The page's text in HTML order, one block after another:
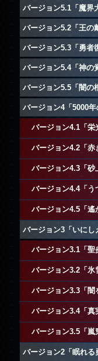
バージョン5.1「魔界
バージョン5.2「王の
バージョン5.3「勇者
バージョン5.4「神の
バージョン5.5「闇の
バージョン4「5000年
バージョン4.1「栄
バージョン4.2「赤
バージョン4.3「砂
バージョン4.4「う
バージョン4.5「遙
バージョン3「いにし
バージョン3.1「聖
バージョン3.2「氷
バージョン3.3「闇
バージョン3.4「真
バージョン3.5「嵐
バージョン2「眠れる